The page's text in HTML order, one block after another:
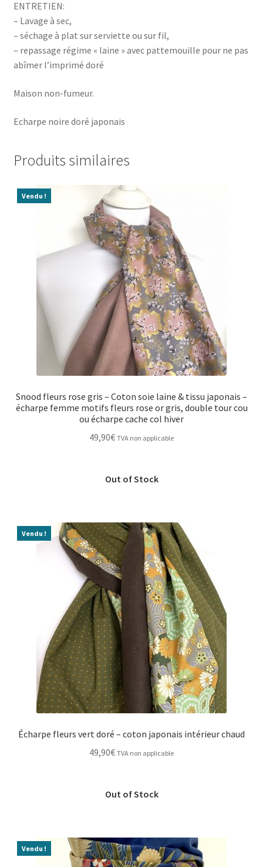
ENTRETIEN:
– Lavage à sec,
– séchage à plat sur serviette ou sur fil,
– repassage régime « laine » avec pattemouille pour ne pas
abîmer l’imprimé doré
Maison non-fumeur.
Echarpe noire doré japonais
Produits similaires
Vendu !
Snood fleurs rose gris – Coton soie laine & tissu japonais –
écharpe femme motifs fleurs rose or gris, double tour cou
ou écharpe cache col hiver
49,90€ TVA non applicable
Vendu !
Écharpe fleurs vert doré – coton japonais intérieur chaud
49,90€ TVA non applicable
Vendu !